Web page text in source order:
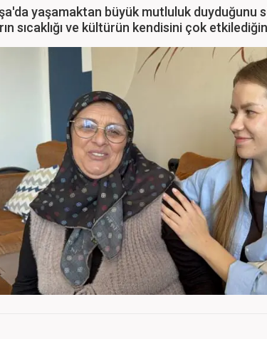
yaşamaktan büyük mutluluk duyduğunu
sıcaklığı ve kültürün kendisini çok